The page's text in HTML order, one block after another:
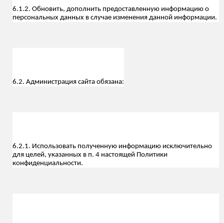
6.1.2. Обновить, дополнить предоставленную информацию о
персональных данных в случае изменения данной информации.
6.2. Администрация сайта обязана:
6.2.1. Использовать полученную информацию исключительно
для целей, указанных в п. 4 настоящей Политики
конфиденциальности.